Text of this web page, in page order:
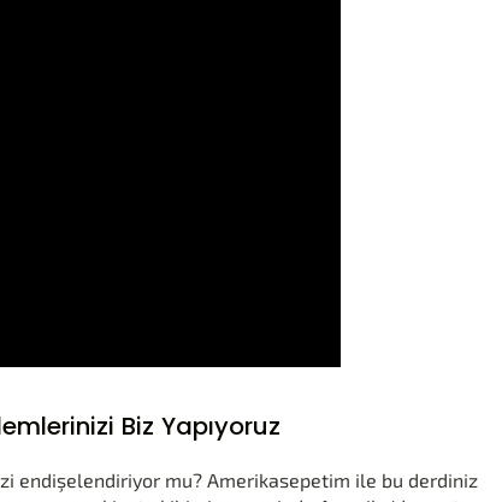
Biz Yapıyoruz
endişelendiriyor mu? Amerikasepetim ile bu derdiniz